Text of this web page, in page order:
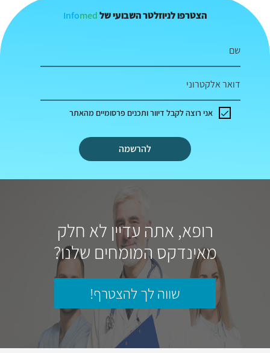
הצטרפו לניוזלטר השבועי של Infomed
שם
דואר אלקטרוני
להרשמה
אני רוצה לקבל דיוור ותכנים פרסומיים מהאתר
רופא, אתה עדיין לא חלק
מאינדקס המומחים שלנו?
שווה לך להצטרף!